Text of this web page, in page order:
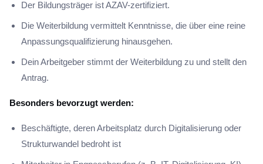
Der Bildungsträger ist AZAV-zertifiziert.
Die Weiterbildung vermittelt Kenntnisse, die über eine reine
Anpassungsqualifizierung hinausgehen.
Dein Arbeitgeber stimmt der Weiterbildung zu und stellt den
Antrag.
Besonders bevorzugt werden:
Beschäftigte, deren Arbeitsplatz durch Digitalisierung oder
Strukturwandel bedroht ist